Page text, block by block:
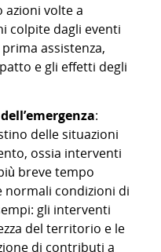
azioni volte a
colpite dagli eventi
assistenza,
e gli effetti degli
:
delle situazioni
ossia interventi
breve tempo
normali condizioni di
gli interventi
del territorio e le
di contributi a